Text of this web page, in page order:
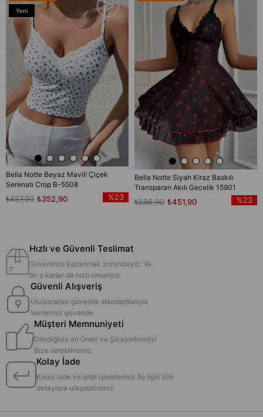
Bella Notte Beyaz Mavili Çiçek
Serenatı Crop B-5508
₺352,90
₺457,90 %23
Yeni
Bella Notte Siyah Kiraz Baskılı
Transparan Akılı Gecelik 15901
₺451,90
₺586,90 %23
Hızlı ve Güvenli Teslimat
Güveninizi kazanmak zorundayız. Ve
bir o kadar da hızlı olmalıyız.
Güvenli Alışveriş
Uluslararası güvenlik standartlarıyla
Verileriniz güvende
Müşteri Memnuniyeti
Dilediğiniz an Öneri ve Şikayetlerinizi
Bize iletebilirsiniz
Kolay İade
Kolay iade ve iptal işlemleriniz İle ilgili tüm
detaylara ulaşabilirsiniz.